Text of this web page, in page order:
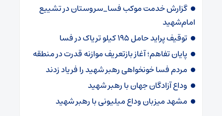
گزارش خدمت موکب فسا_سروستان در تشییع
امام‌شهید
توقیف پراید حامل ۱۹۵ کیلو تریاک در فسا
پایان تفاهم؛ آغاز بازتعریف موازنه قدرت در منطقه
مردم فسا خونخواهی رهبر شهید را فریاد زدند
وداع آزادگان جهان با رهبر شهید
مشهد میزبان وداع میلیونی با رهبر شهید